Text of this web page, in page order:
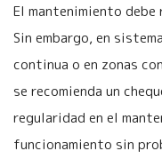
El mantenimiento debe
Sin embargo, en
continua o en zonas
se recomienda un
regularidad en el
funcionamiento sin